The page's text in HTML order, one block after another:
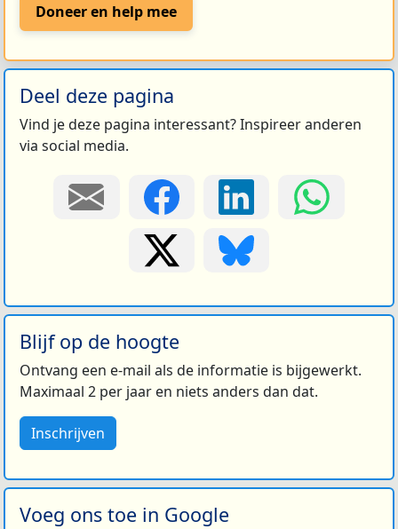
Doneer en help mee
Deel deze pagina
Vind je deze pagina interessant? Inspireer anderen
via social media.
Blijf op de hoogte
Ontvang een e-mail als de informatie is bijgewerkt.
Maximaal 2 per jaar en niets anders dan dat.
Inschrijven
Voeg ons toe in Google